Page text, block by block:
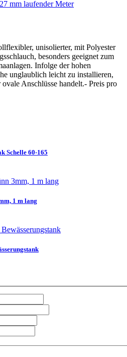
unisolierter, mit Polyester
besonders geeignet zum
Infolge der hohen
unglaublich leicht zu installieren,
Anschlüsse handelt.- Preis pro
Schelle 60-165
1 m lang